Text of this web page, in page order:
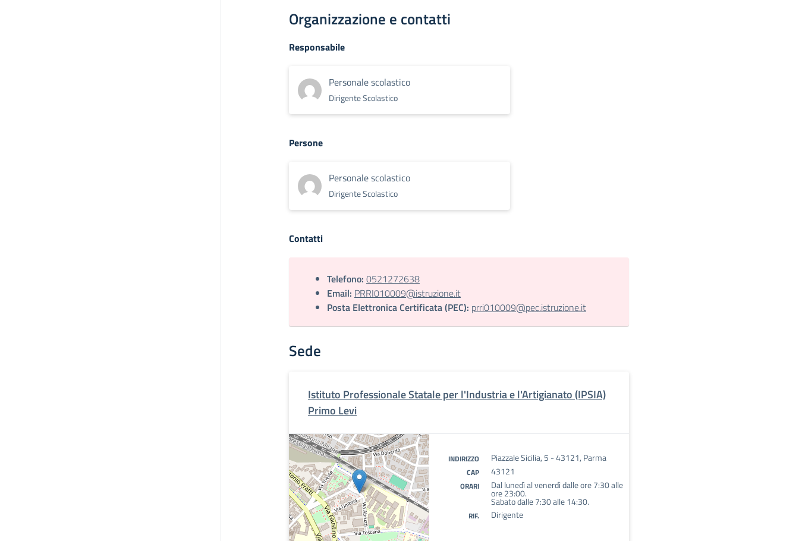
Organizzazione e contatti
Responsabile
Personale scolastico
Dirigente Scolastico
Persone
Personale scolastico
Dirigente Scolastico
Contatti
Telefono: 0521272638
Email: PRRI010009@istruzione.it
Posta Elettronica Certificata (PEC): prri010009@pec.istruzione.it
Sede
Istituto Professionale Statale per l'Industria e l'Artigianato (IPSIA)
Primo Levi
INDIRIZZO Piazzale Sicilia, 5 - 43121, Parma
CAP 43121
ORARI Dal lunedì al venerdì dalle ore 7:30 alle
ore 23:00.
Sabato dalle 7:30 alle 14:30.
RIF. Dirigente